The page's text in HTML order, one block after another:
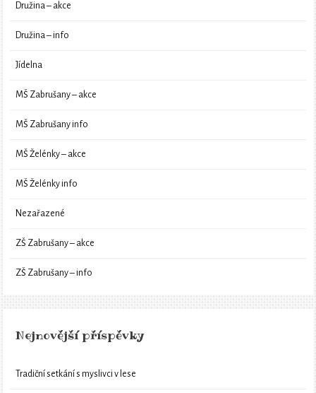
Družina – akce
Družina – info
Jídelna
MŠ Zabrušany – akce
MŠ Zabrušany info
MŠ Želénky – akce
MŠ Želénky info
Nezařazené
ZŠ Zabrušany – akce
ZŠ Zabrušany – info
Nejnovější příspěvky
Tradiční setkání s myslivci v lese